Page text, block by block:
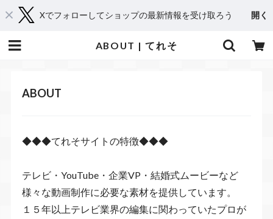
Xでフォローしてショップの最新情報を受け取ろう 開く
ABOUT | てれそ
ABOUT
◆◆◆てれそサイトの特徴◆◆◆
テレビ・YouTube・企業VP・結婚式ムービーなど
様々な動画制作に必要な素材を提供しています。
１５年以上テレビ業界の編集に関わっていたプロが